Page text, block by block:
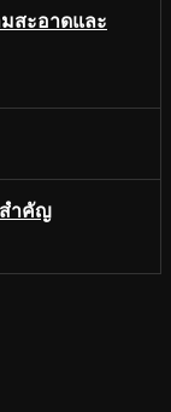
สะอาดและ
สำคัญ